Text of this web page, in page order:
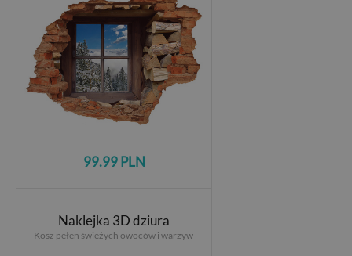
99.99 PLN
Naklejka 3D dziura
Kosz pełen świeżych owoców i warzyw